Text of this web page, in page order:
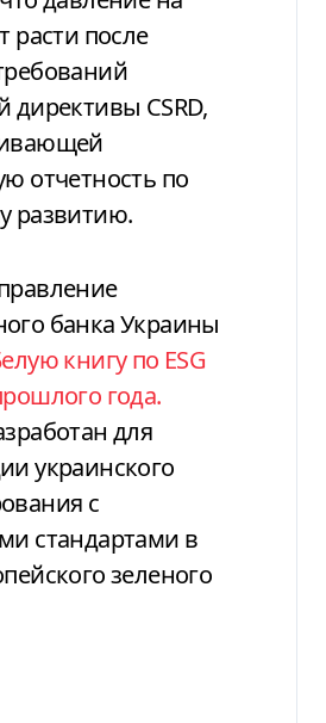
расти после
директивы CSRD,
отчетность по
развитию.
банка Украины
книгу по ESG
года.
для
украинского
с
стандартами в
зеленого